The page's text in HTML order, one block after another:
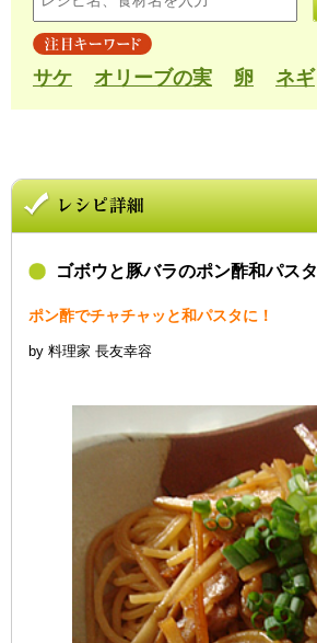
サケ オリーブの実 卵 ネギ
ゴボウと豚バラのポン酢和パスタ
ポン酢でチャチャッと和パスタに！
by 料理家 長友幸容